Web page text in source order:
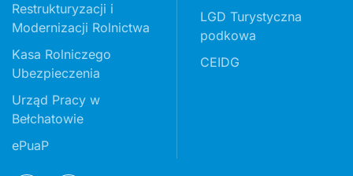
Restrukturyzacji i
Modernizacji Rolnictwa
Kasa Rolniczego
Ubezpieczenia
Urząd Pracy w
Bełchatowie
ePuaP
LGD Turystyczna
podkowa
CEIDG